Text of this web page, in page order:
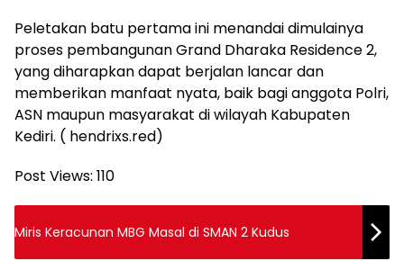
Peletakan batu pertama ini menandai dimulainya
proses pembangunan Grand Dharaka Residence 2,
yang diharapkan dapat berjalan lancar dan
memberikan manfaat nyata, baik bagi anggota Polri,
ASN maupun masyarakat di wilayah Kabupaten
Kediri. ( hendrixs.red)
Post Views: 110
Miris Keracunan MBG Masal di SMAN 2 Kudus